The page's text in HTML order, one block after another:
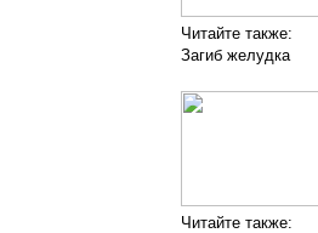
Читайте также:
Загиб желудка
Читайте также: